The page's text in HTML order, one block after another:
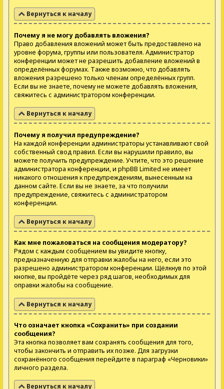
Вернуться к началу
Почему я не могу добавлять вложения?
Право добавления вложений может быть предоставлено на
уровне форума, группы или пользователя. Администратор
конференции может не разрешить добавление вложений в
определённых форумах. Также возможно, что добавлять
вложения разрешено только членам определённых групп.
Если вы не знаете, почему не можете добавлять вложения,
свяжитесь с администратором конференции.
Вернуться к началу
Почему я получил предупреждение?
На каждой конференции администраторы устанавливают свой
собственный свод правил. Если вы нарушили правило, вы
можете получить предупреждение. Учтите, что это решение
администратора конференции, и phpBB Limited не имеет
никакого отношения к предупреждениям, вынесенным на
данном сайте. Если вы не знаете, за что получили
предупреждение, свяжитесь с администратором
конференции.
Вернуться к началу
Как мне пожаловаться на сообщения модератору?
Рядом с каждым сообщением вы увидите кнопку,
предназначенную для отправки жалобы на него, если это
разрешено администратором конференции. Щёлкнув по этой
кнопке, вы пройдёте через ряд шагов, необходимых для
оправки жалобы на сообщение.
Вернуться к началу
Что означает кнопка «Сохранить» при создании
сообщения?
Эта кнопка позволяет вам сохранять сообщения для того,
чтобы закончить и отправить их позже. Для загрузки
сохранённого сообщения перейдите в параграф «Черновики»
личного раздела.
Вернуться к началу